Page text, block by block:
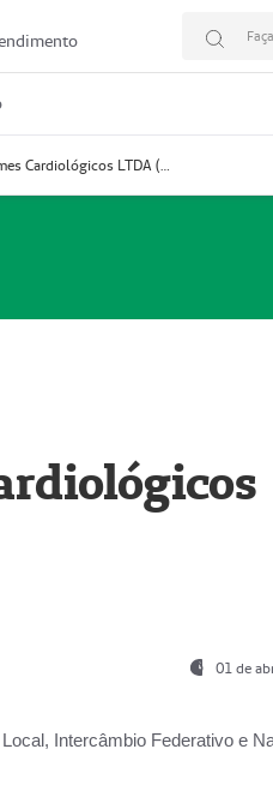
Prestador Decordis Exames Cardiológicos LTDA (51004347-4)
01 de
Intercâmbio Federativo e